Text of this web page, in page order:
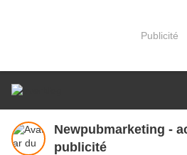
Publicité
Newpubmarketing -
publicité